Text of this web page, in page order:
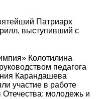
Патриарх
выступивший с
Колотилина
педагога
Карандашева
участие в работе
молодежь и